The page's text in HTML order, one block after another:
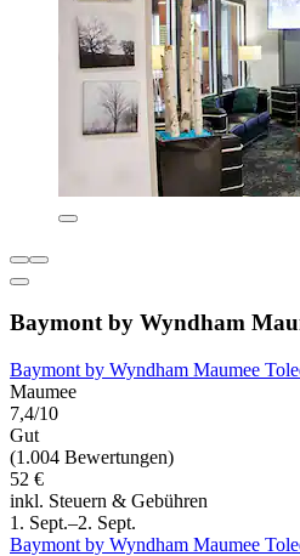
Baymont by Wyndham
Baymont by Wyndham Maumee
Maumee
7,4/10
Gut
(1.004 Bewertungen)
52 €
inkl. Steuern & Gebühren
1. Sept.–2. Sept.
Baymont by Wyndham Maumee